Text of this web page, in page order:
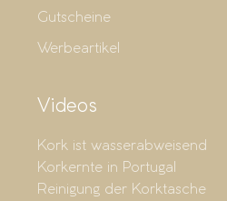
Gutscheine
Werbeartikel
Videos
Kork ist wasserabweisend
Korkernte in Portugal
Reinigung der Korktasche